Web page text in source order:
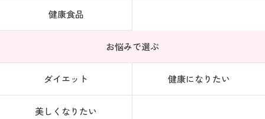
健康食品
お悩みで選ぶ
ダイエット 健康になりたい
美しくなりたい